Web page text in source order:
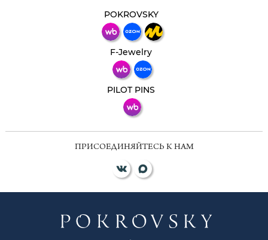
POKROVSKY
F-Jewelry
PILOT PINS
ПРИСОЕДИНЯЙТЕСЬ К НАМ